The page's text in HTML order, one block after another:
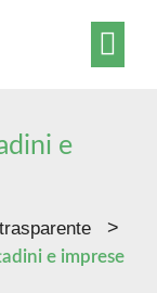
e
>
e imprese